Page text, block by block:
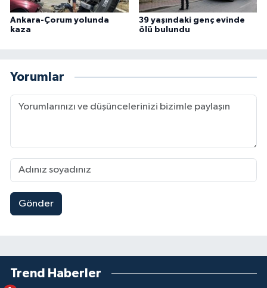
Ankara-Çorum yolunda
kaza
39 yaşındaki genç evinde
ölü bulundu
Yorumlar
Gönder
Trend Haberler